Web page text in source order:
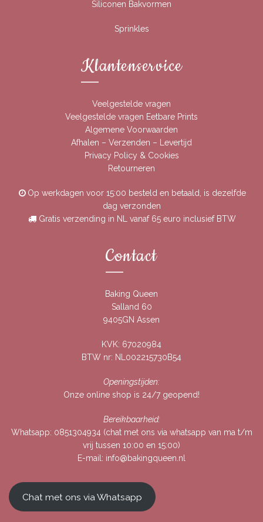
Siliconen Bakvormen
Sprinkles
Klantenservice
Veelgestelde vragen
Veelgestelde vragen Eetbare Prints
Algemene Voorwaarden
Afhalen – Verzenden – Levertijd
Privacy Policy & Cookies
Retourneren
Op werkdagen voor 15:00 besteld en betaald, is dezelfde
dag verzonden
Gratis verzending in NL vanaf 65 euro inclusief BTW
Contact
Baking Queen
Salland 60
9405GN Assen
KVK: 67020984
BTW nr: NL002215730B54
Openingstijden:
Onze online shop is 24/7 geopend!
Bereikbaarheid:
Whatsapp: 0851304934(chat met ons via whatsapp van ma t/m
vrij tussen 10:00 en 15:00)
E-mail: info@bakingqueen.nl
Chat met ons via Whatsapp